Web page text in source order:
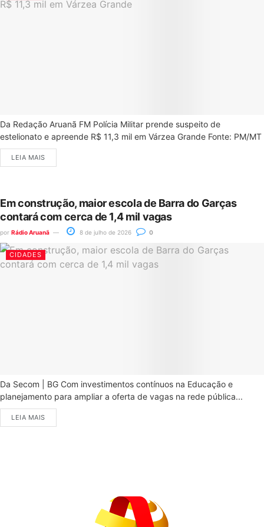
Da Redação Aruanã FM Polícia Militar prende suspeito de
estelionato e apreende R$ 11,3 mil em Várzea Grande Fonte: PM/MT
LEIA MAIS
Em construção, maior escola de Barra do Garças
contará com cerca de 1,4 mil vagas
por Rádio Aruanã 8 de julho de 2026 0
CIDADES
Da Secom | BG Com investimentos contínuos na Educação e
planejamento para ampliar a oferta de vagas na rede pública...
LEIA MAIS